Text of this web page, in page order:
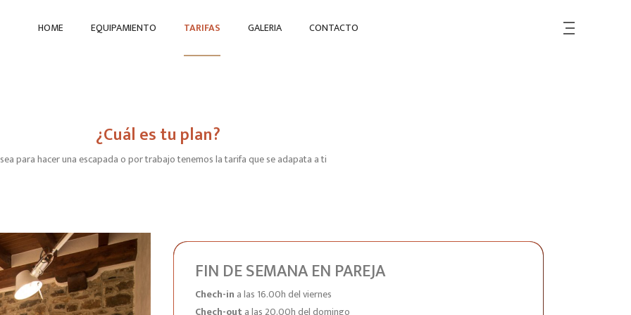
HOME EQUIPAMIENTO TARIFAS GALERIA CONTACTO
¿Cuál es tu plan?
para hacer una escapada o por trabajo tenemos la tarifa que se adapata a ti
FIN DE SEMANA EN PAREJA
Chech-in a las 16.00h del viernes